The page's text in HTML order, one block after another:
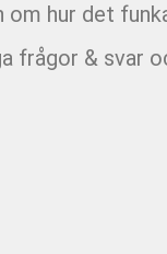
hur det
frågor & svar